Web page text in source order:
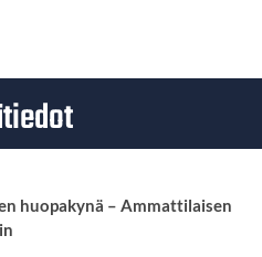
huopakynä – Ammattilaisen